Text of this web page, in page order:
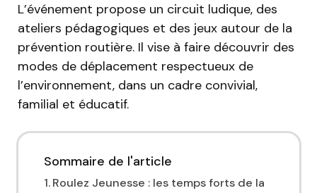
L’événement propose un circuit ludique, des
ateliers pédagogiques et des jeux autour de la
prévention routière. Il vise à faire découvrir des
modes de déplacement respectueux de
l’environnement, dans un cadre convivial,
familial et éducatif.
Sommaire de l'article
Roulez Jeunesse : les temps forts de la